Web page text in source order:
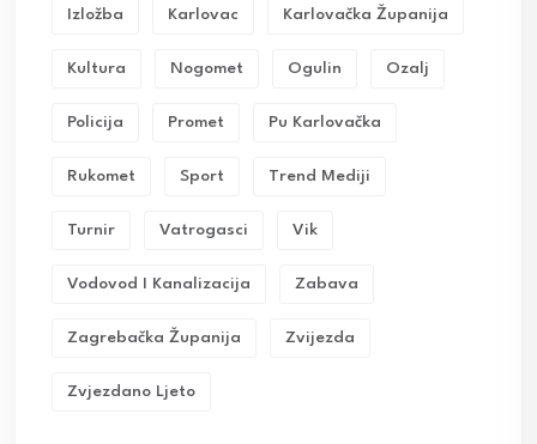
Izložba Karlovac Karlovačka Županija
Kultura Nogomet Ogulin Ozalj
Policija Promet Pu Karlovačka
Rukomet Sport Trend Mediji
Turnir Vatrogasci Vik
Vodovod I Kanalizacija Zabava
Zagrebačka Županija Zvijezda
Zvjezdano Ljeto